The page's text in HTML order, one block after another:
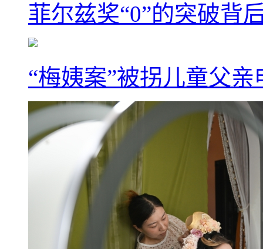
菲尔兹奖“0”的突破背
“梅姨案”被拐儿童父